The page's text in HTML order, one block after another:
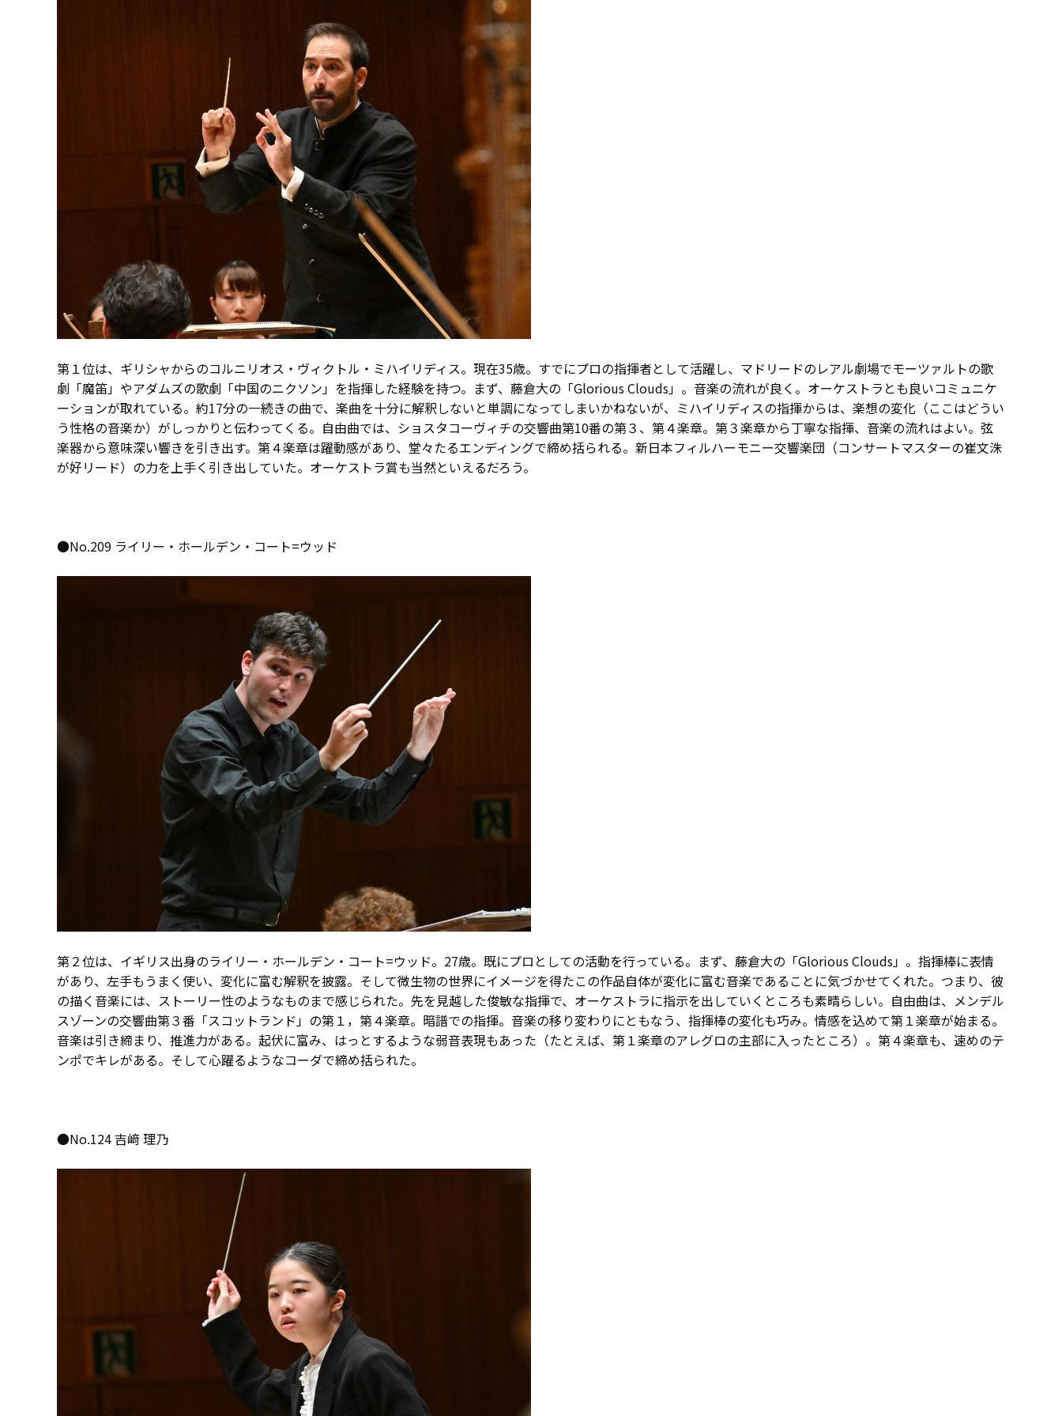
第１位は、ギリシャからのコルニリオス・ヴィクトル・ミハイリディス。現在35歳。すでにプロの指揮者として活躍し、マドリードのレアル劇場でモーツァルトの歌
劇「魔笛」やアダムズの歌劇「中国のニクソン」を指揮した経験を持つ。まず、藤倉大の「Glorious Clouds」。音楽の流れが良く。オーケストラとも良いコミュニケ
ーションが取れている。約17分の一続きの曲で、楽曲を十分に解釈しないと単調になってしまいかねないが、ミハイリディスの指揮からは、楽想の変化（ここはどうい
う性格の音楽か）がしっかりと伝わってくる。自由曲では、ショスタコーヴィチの交響曲第10番の第３、第４楽章。第３楽章から丁寧な指揮、音楽の流れはよい。弦
楽器から意味深い響きを引き出す。第４楽章は躍動感があり、堂々たるエンディングで締め括られる。新日本フィルハーモニー交響楽団（コンサートマスターの崔文洙
が好リード）の力を上手く引き出していた。オーケストラ賞も当然といえるだろう。
●No.209 ライリー・ホールデン・コート=ウッド
第２位は、イギリス出身のライリー・ホールデン・コート=ウッド。27歳。既にプロとしての活動を行っている。まず、藤倉大の「Glorious Clouds」。指揮棒に表情
があり、左手もうまく使い、変化に富む解釈を披露。そして微生物の世界にイメージを得たこの作品自体が変化に富む音楽であることに気づかせてくれた。つまり、彼
の描く音楽には、ストーリー性のようなものまで感じられた。先を見越した俊敏な指揮で、オーケストラに指示を出していくところも素晴らしい。自由曲は、メンデル
スゾーンの交響曲第３番「スコットランド」の第１，第４楽章。暗譜での指揮。音楽の移り変わりにともなう、指揮棒の変化も巧み。情感を込めて第１楽章が始まる。
音楽は引き締まり、推進力がある。起伏に富み、はっとするような弱音表現もあった（たとえば、第１楽章のアレグロの主部に入ったところ）。第４楽章も、速めのテ
ンポでキレがある。そして心躍るようなコーダで締め括られた。
●No.124 吉﨑 理乃